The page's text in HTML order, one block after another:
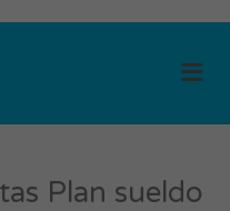
Plan sueldo